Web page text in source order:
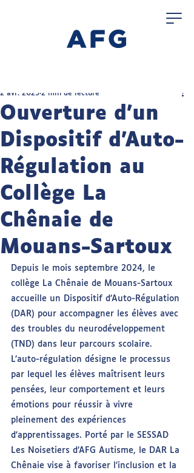
Ouverture d’un
Dispositif d’Auto-
Régulation au
Collège La
Chênaie de
Mouans-Sartoux
2 avr. 2025 2 min de lecture
Depuis le mois septembre 2024, le
collège La Chênaie de Mouans-Sartoux
accueille un Dispositif d’Auto-Régulation
(DAR) pour accompagner les élèves avec
des troubles du neurodéveloppement
(TND) dans leur parcours scolaire.
L’auto-régulation désigne le processus
par lequel les élèves maîtrisent leurs
pensées, leur comportement et leurs
émotions pour réussir à vivre
pleinement des expériences
d’apprentissages. Porté par le SESSAD
Les Noisetiers d’AFG Autisme, le DAR La
Chênaie vise à favoriser l’inclusion et la